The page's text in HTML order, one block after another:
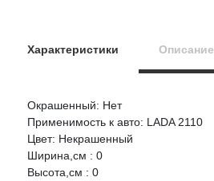
Характеристики Описание
Окрашенный: Нет
Применимость к авто: LADA 2110
Цвет: Некрашенный
Ширина,см : 0
Высота,см : 0
Оцените товар:
Ваше имя